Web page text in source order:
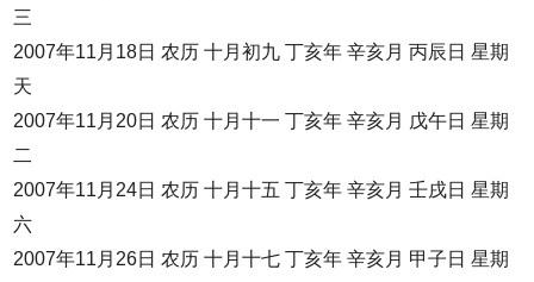
三
2007年11月18日 农历 十月初九 丁亥年 辛亥月 丙辰日 星期
天
2007年11月20日 农历 十月十一 丁亥年 辛亥月 戊午日 星期
二
2007年11月24日 农历 十月十五 丁亥年 辛亥月 壬戌日 星期
六
2007年11月26日 农历 十月十七 丁亥年 辛亥月 甲子日 星期